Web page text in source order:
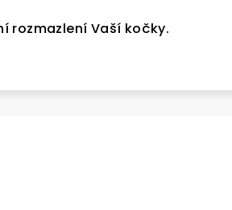
rozmazlení Vaší kočky.